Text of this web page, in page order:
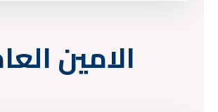
الامين